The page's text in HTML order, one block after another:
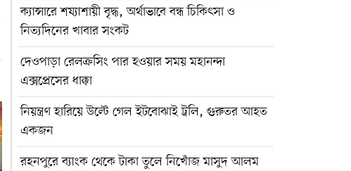
ক্যান্সারে শয্যাশায়ী বৃদ্ধ, অর্থাভাবে বন্ধ চিকিৎসা ও
নিত্যদিনের খাবার সংকট
দেওপাড়া রেলক্রসিং পার হওয়ার সময় মহানন্দা
এক্সপ্রেসের ধাক্কা
নিয়ন্ত্রণ হারিয়ে উল্টে গেল ইটবোঝাই ট্রলি, গুরুতর আহত
একজন
রহনপুরে ব্যাংক থেকে টাকা তুলে নিখোঁজ মাসুদ আলম